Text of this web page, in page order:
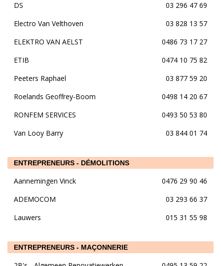
DS
03 296 47 69
Electro Van Velthoven
03 828 13 57
ELEKTRO VAN AELST
0486 73 17 27
ETIB
0474 10 75 82
Peeters Raphael
03 877 59 20
Roelands Geoffrey-Boom
0498 14 20 67
RONFEM SERVICES
0493 50 53 80
Van Looy Barry
03 844 01 74
ENTREPRENEURS - DÉMOLITIONS
Aannemingen Vinck
0476 29 90 46
ADEMOCOM
03 293 66 37
Lauwers
015 31 55 98
ENTREPRENEURS - MAÇONNERIE